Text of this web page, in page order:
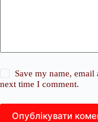
Save my name,
next time I comment.
Опублікувати